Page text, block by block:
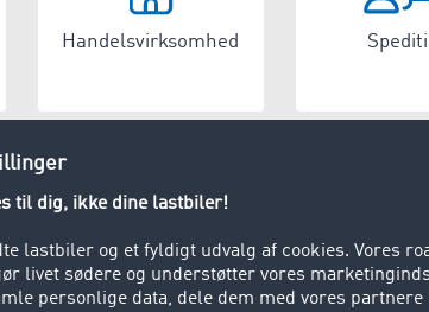
Handelsvirksomhed
Produktion